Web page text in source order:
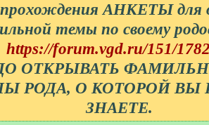
АНКЕТЫ для
темы по своему
https://forum.vgd.ru/151/
ОТКРЫВАТЬ
РОДА, О КОТОРОЙ ВЫ
ЗНАЕТЕ.